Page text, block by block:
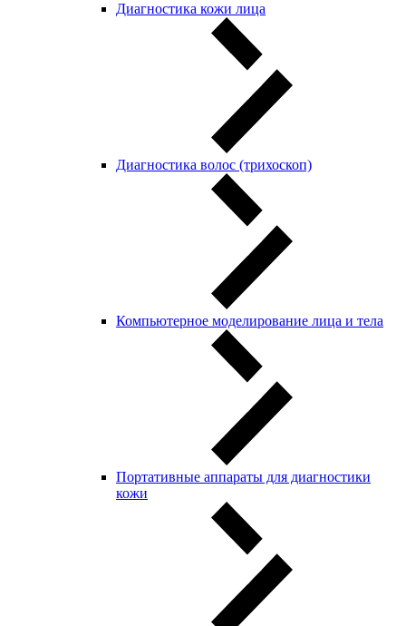
Диагностика кожи лица
Диагностика волос (трихоскоп)
Компьютерное моделирование лица и тела
Портативные аппараты для диагностики
кожи